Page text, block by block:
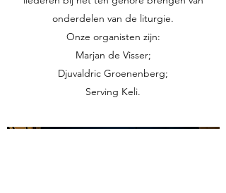
onderdelen van de liturgie.
Onze organisten zijn:
Marjan de Visser;
Djuvaldric Groenenberg;
Serving Keli.